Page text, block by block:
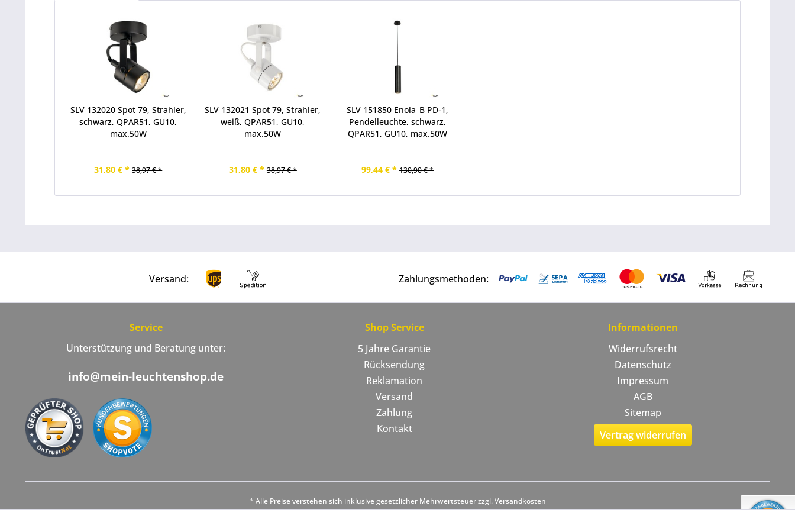
SLV 132020 Spot 79, Strahler,
schwarz, QPAR51, GU10,
max.50W
31,80 € * 38,97 € *
SLV 132021 Spot 79, Strahler,
weiß, QPAR51, GU10,
max.50W
31,80 € * 38,97 € *
SLV 151850 Enola_B PD-1,
Pendelleuchte, schwarz,
QPAR51, GU10, max.50W
99,44 € * 130,90 € *
Versand: Zahlungsmethoden:
Service
Unterstützung und Beratung unter:
info@mein-leuchtenshop.de
Shop Service
5 Jahre Garantie
Rücksendung
Reklamation
Versand
Zahlung
Kontakt
Informationen
Widerrufsrecht
Datenschutz
Impressum
AGB
Sitemap
Vertrag widerrufen
* Alle Preise verstehen sich inklusive gesetzlicher Mehrwertsteuer zzgl. Versandkosten